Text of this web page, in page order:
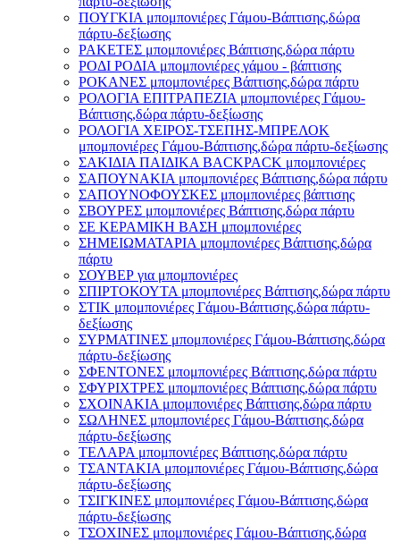
ΠΟΥΓΚΙΑ μπομπονιέρες Γάμου-Βάπτισης,δώρα
πάρτυ-δεξίωσης
ΡΑΚΕΤΕΣ μπομπονιέρες Βάπτισης,δώρα πάρτυ
ΡΟΔΙ ΡΟΔΙΑ μπομπονιέρες γάμου - βάπτισης
ΡΟΚΑΝΕΣ μπομπονιέρες Βάπτισης,δώρα πάρτυ
ΡΟΛΟΓΙΑ ΕΠΙΤΡΑΠΕΖΙΑ μπομπονιέρες Γάμου-
Βάπτισης,δώρα πάρτυ-δεξίωσης
ΡΟΛΟΓΙΑ ΧΕΙΡΟΣ-ΤΣΕΠΗΣ-ΜΠΡΕΛΟΚ
μπομπονιέρες Γάμου-Βάπτισης,δώρα πάρτυ-δεξίωσης
ΣΑΚΙΔΙΑ ΠΑΙΔΙΚΑ BACKPACK μπομπονιέρες
ΣΑΠΟΥΝΑΚΙΑ μπομπονιέρες Βάπτισης,δώρα πάρτυ
ΣΑΠΟΥΝΟΦΟΥΣΚΕΣ μπομπονιέρες βάπτισης
ΣΒΟΥΡΕΣ μπομπονιέρες Βάπτισης,δώρα πάρτυ
ΣΕ ΚΕΡΑΜΙΚΗ ΒΑΣΗ μπομπονιέρες
ΣΗΜΕΙΩΜΑΤΑΡΙΑ μπομπονιέρες Βάπτισης,δώρα
πάρτυ
ΣΟΥΒΕΡ για μπομπονιέρες
ΣΠΙΡΤΟΚΟΥΤΑ μπομπονιέρες Βάπτισης,δώρα πάρτυ
ΣΤΙΚ μπομπονιέρες Γάμου-Βάπτισης,δώρα πάρτυ-
δεξίωσης
ΣΥΡΜΑΤΙΝΕΣ μπομπονιέρες Γάμου-Βάπτισης,δώρα
πάρτυ-δεξίωσης
ΣΦΕΝΤΟΝΕΣ μπομπονιέρες Βάπτισης,δώρα πάρτυ
ΣΦΥΡΙΧΤΡΕΣ μπομπονιέρες Βάπτισης,δώρα πάρτυ
ΣΧΟΙΝΑΚΙΑ μπομπονιέρες Βάπτισης,δώρα πάρτυ
ΣΩΛΗΝΕΣ μπομπονιέρες Γάμου-Βάπτισης,δώρα
πάρτυ-δεξίωσης
ΤΕΛΑΡΑ μπομπονιέρες Βάπτισης,δώρα πάρτυ
ΤΣΑΝΤΑΚΙΑ μπομπονιέρες Γάμου-Βάπτισης,δώρα
πάρτυ-δεξίωσης
ΤΣΙΓΚΙΝΕΣ μπομπονιέρες Γάμου-Βάπτισης,δώρα
πάρτυ-δεξίωσης
ΤΣΟΧΙΝΕΣ μπομπονιέρες Γάμου-Βάπτισης,δώρα